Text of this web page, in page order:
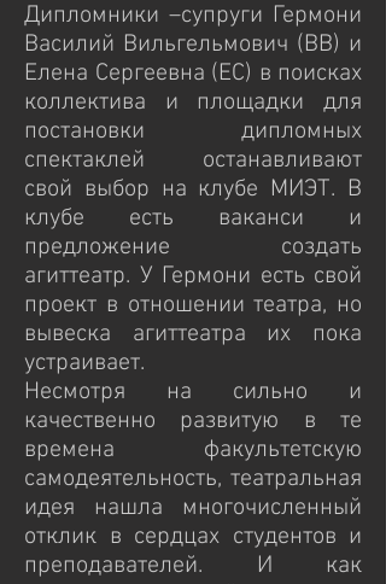
Дипломники –супруги Гермони
Василий Вильгельмович (ВВ) и
Елена Сергеевна (ЕС) в поисках
коллектива и площадки для
постановки дипломных
спектаклей останавливают
свой выбор на клубе МИЭТ. В
клубе есть ваканси и
предложение создать
агиттеатр. У Гермони есть свой
проект в отношении театра, но
вывеска агиттеатра их пока
устраивает.
Несмотря на сильно и
качественно развитую в те
времена факультетскую
самодеятельность, театральная
идея нашла многочисленный
отклик в сердцах студентов и
преподавателей. И как